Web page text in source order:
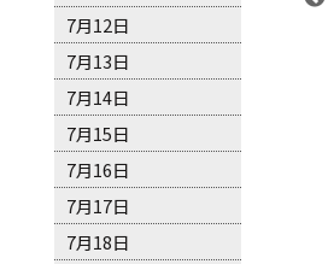
7月12日
7月13日
7月14日
7月15日
7月16日
7月17日
7月18日
16、糖果